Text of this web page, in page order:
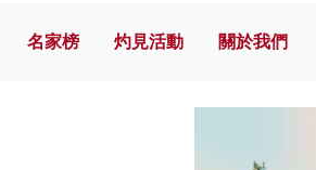
名家榜 灼見活動 關於我們